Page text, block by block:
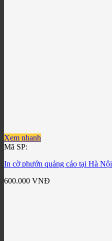
Xem nhanh
Mã SP:
In cờ phướn quảng cáo tại Hà Nội
600.000 VNĐ